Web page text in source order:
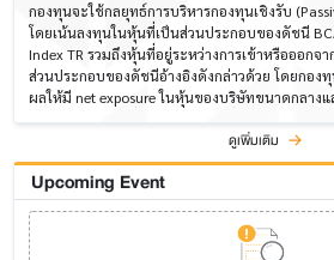
กองทุนจะใช้กลยุทธ์การบริหารกองทุนเชิงรับ
โดยเน้นลงทุนในหุ้นที่เป็นส่วนประกอบของดัชนี
Index TR รวมถึงหุ้นที่อยู่ระหว่างการเข้าหรือออกจ
ส่วนประกอบของดัชนีอ้างอิงดังกล่าวด้วย โดยกอง
ผลให้มี net exposure ในหุ้นของบริษัทขนาดกลาง
กำกับดูแลกิจการที่ดี รวมถึงบริษัทที่ได้รับการรับรอง
ของภาคเอกชนไทยในการต่อต้านการทุจริตคอร์รัป
กำกับดูแลกิจการที่ดีอาจพิจารณาจากการจัดอันดับ
เสริมสถาบันกรรมการบริษัทไทย หรือหน่วยงานอื่นใ
น้อยกว่าร้อยละ 80 ของมูลค่าทรัพย์สินสุทธิของกองทุน ทั้งนี้ กองทุนอาจพิ
เลือกใช้กลยุทธ์แบบ Full Replication หรือ
สร้างอัตราผลตอบแทนที่ใกล้เคียงกับดัชนี BCAP Mid
ดูเพิ่มเติม
Upcoming Event